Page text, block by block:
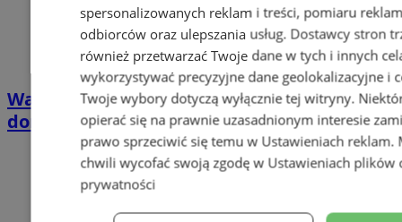
Wakacyjny wypoczynek nad Bałtykiem w
domkach Szmaragdowe Morze
spersonalizowanych reklam i treści, pomiaru
odbiorców oraz ulepszania usług. Dostawcy stron
również przetwarzać Twoje dane w tych i innych
wykorzystywać precyzyjne dane geolokalizacyjne i
Twoje wybory dotyczą wyłącznie tej witryny.
opierać się na prawnie uzasadnionym interesie
prawo sprzeciwić się temu w Ustawieniach reklam.
chwili wycofać swoją zgodę w Ustawieniach plików
prywatności